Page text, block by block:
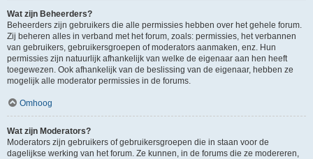
Wat zijn Beheerders?
Beheerders zijn gebruikers die alle permissies hebben over het gehele forum.
Zij beheren alles in verband met het forum, zoals: permissies, het verbannen
van gebruikers, gebruikersgroepen of moderators aanmaken, enz. Hun
permissies zijn natuurlijk afhankelijk van welke de eigenaar aan hen heeft
toegewezen. Ook afhankelijk van de beslissing van de eigenaar, hebben ze
mogelijk alle moderator permissies in de forums.
Omhoog
Wat zijn Moderators?
Moderators zijn gebruikers of gebruikersgroepen die in staan voor de
dagelijkse werking van het forum. Ze kunnen, in de forums die ze modereren,